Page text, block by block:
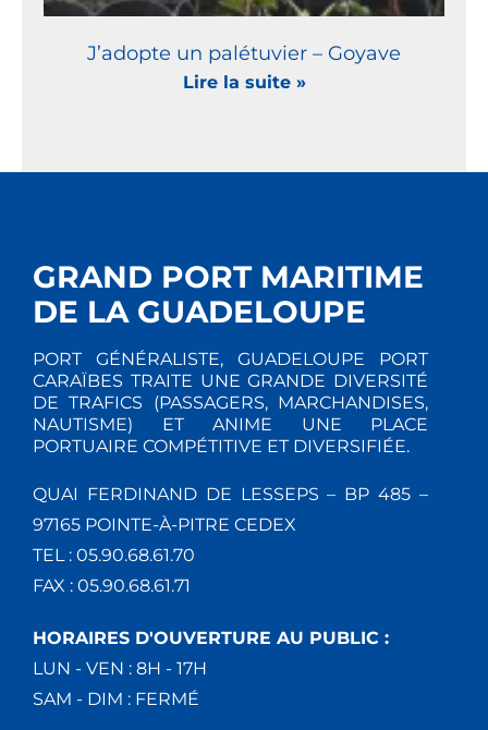
J’adopte un palétuvier – Goyave
Lire la suite »
GRAND PORT MARITIME
DE LA GUADELOUPE
PORT GÉNÉRALISTE, GUADELOUPE PORT
CARAÏBES TRAITE UNE GRANDE DIVERSITÉ
DE TRAFICS (PASSAGERS, MARCHANDISES,
NAUTISME) ET ANIME UNE PLACE
PORTUAIRE COMPÉTITIVE ET DIVERSIFIÉE.
QUAI FERDINAND DE LESSEPS – BP 485 –
97165 POINTE-À-PITRE CEDEX
TEL : 05.90.68.61.70
FAX : 05.90.68.61.71
HORAIRES D'OUVERTURE AU PUBLIC :
LUN - VEN : 8H - 17H
SAM - DIM : FERMÉ